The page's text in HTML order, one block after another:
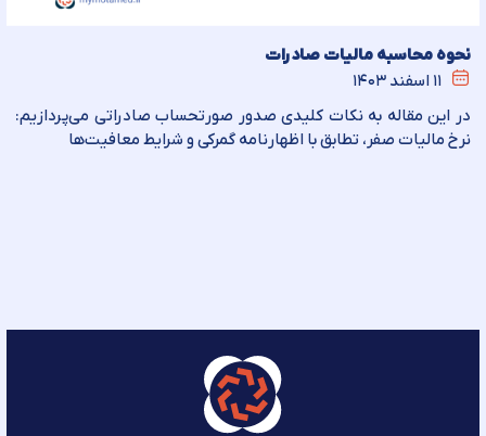
نحوه محاسبه مالیات صادرات
۱۱ اسفند ۱۴۰۳
در این مقاله به نکات کلیدی صدور صورتحساب صادراتی می‌پردازیم:
نرخ مالیات صفر، تطابق با اظهارنامه گمرکی و شرایط معافیت‌ها